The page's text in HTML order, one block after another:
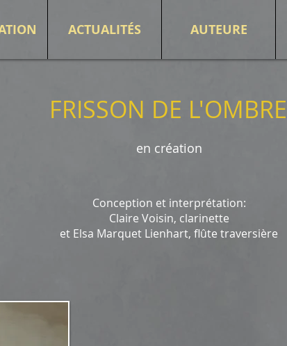
ACTUALITÉS AUTEURE
FRISSON DE L'OMBRE
en création
Conception et interprétation:
Claire Voisin, clarinette
et Elsa Marquet Lienhart, flûte traversière